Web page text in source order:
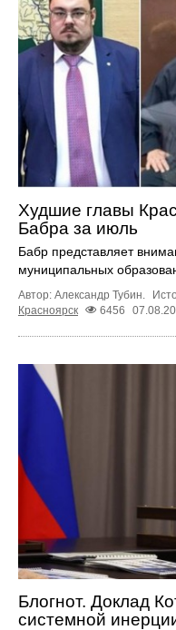
Худшие главы
Бабра за июль
Бабр представляет
муниципальных
Автор: Александр Тубин.
Красноярск
6456
Блогнот. Доклад
системной